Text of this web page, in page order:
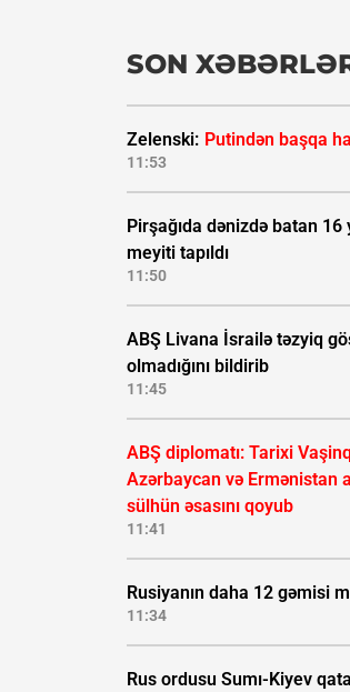
SON
Zelenski: Putindən başqa
11:53
Pirşağıda dənizdə batan 16
meyiti tapıldı
11:50
ABŞ Livana İsrailə təzyiq
olmadığını bildirib
11:45
ABŞ diplomatı: Tarixi
Azərbaycan və Ermənistan
sülhün əsasını qoyub
11:41
Rusiyanın daha 12 gəmisi
11:34
Rus ordusu Sumı-Kiyev